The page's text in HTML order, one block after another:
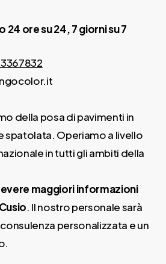
24 ore su 24, 7 giorni su 7
della posa di pavimenti in
spatolata. Operiamo a livello
in tutti gli ambiti della
maggiori informazioni
. Il nostro personale sarà
personalizzata e un